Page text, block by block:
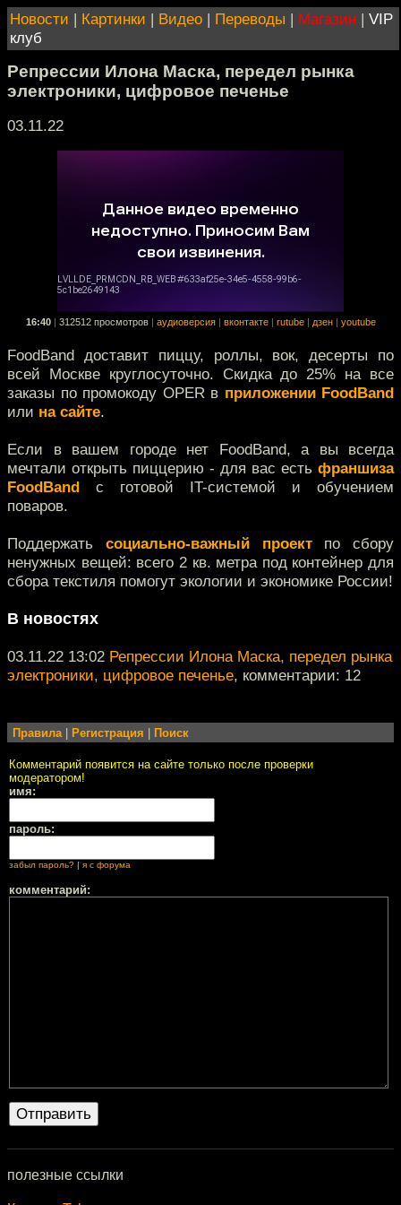
Новости | Картинки | Видео | Переводы | Магазин | VIP
клуб
Репрессии Илона Маска, передел рынка
электроники, цифровое печенье
03.11.22
16:40 312512 просмотров аудиоверсия вконтакте rutube дзен youtube
FoodBand доставит пиццу, роллы, вок, десерты по
всей Москве круглосуточно. Скидка до 25% на все
заказы по промокоду OPER в приложении FoodBand
или на сайте.
Если в вашем городе нет FoodBand, а вы всегда
мечтали открыть пиццерию - для вас есть франшиза
FoodBand с готовой IT-системой и обучением
поваров.
Поддержать социально-важный проектпо сбору
ненужных вещей: всего 2 кв. метра под контейнер для
сбора текстиля помогут экологии и экономике России!
В новостях
03.11.22 13:02 Репрессии Илона Маска, передел рынка
электроники, цифровое печенье, комментарии: 12
Правила| Регистрация Поиск
Комментарий появится на сайте только после проверки
модератором!
имя:
пароль:
забыл пароль? я с форума
комментарий:
полезные ссылки